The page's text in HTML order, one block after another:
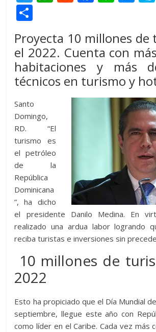
er s
A
p
p
di
t
b
o
o
k
e
n
g
er
m
p
ar
r
Proyecta 10 millones de
el 2022. Cuenta con
habitaciones y más
técnicos en turismo y
Santo
Domingo,
RD. “El
turismo es
el petróleo
de la
República
Dominicana
”, ha dicho
el presidente Danilo Medina. En
realizado una ardua labor logrando
reciba turistas e inversiones sin
10 millones de
2022
Esto ha propiciado que el Día Mundial
septiembre, llegue este año con
como líder en el Caribe. Cada vez más